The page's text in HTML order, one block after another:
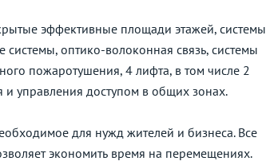
эффективные площади этажей, системы
оптико-волоконная связь, системы
пожаротушения, 4 лифта, в том числе 2
и управления доступом в общих зонах.
для нужд жителей и бизнеса. Все
экономить время на перемещениях.